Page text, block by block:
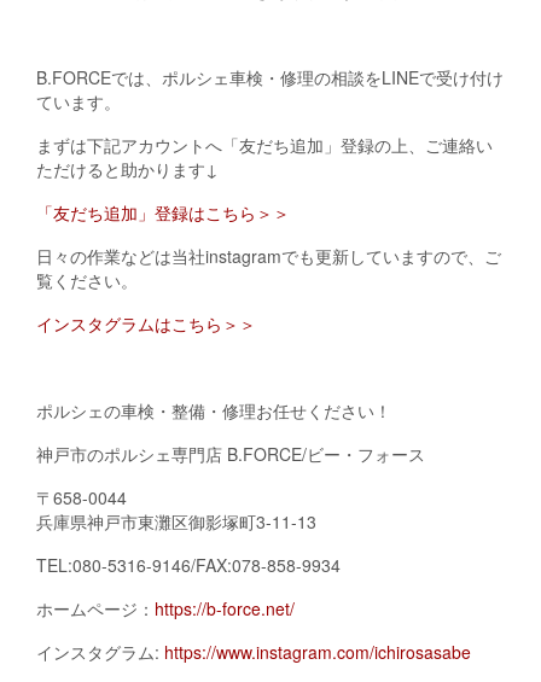
B.FORCEでは、ポルシェ車検・修理の相談をLINEで受け付け
ています。
まずは下記アカウントへ「友だち追加」登録の上、ご連絡い
ただけると助かります↓
「友だち追加」登録はこちら＞＞
日々の作業などは当社instagramでも更新していますので、ご
覧ください。
インスタグラムはこちら＞＞
ポルシェの車検・整備・修理お任せください！
神戸市のポルシェ専門店 B.FORCE/ビー・フォース
〒658-0044
兵庫県神戸市東灘区御影塚町3-11-13
TEL:080-5316-9146/FAX:078-858-9934
ホームページ： https://b-force.net/
インスタグラム: https://www.instagram.com/ichirosasabe